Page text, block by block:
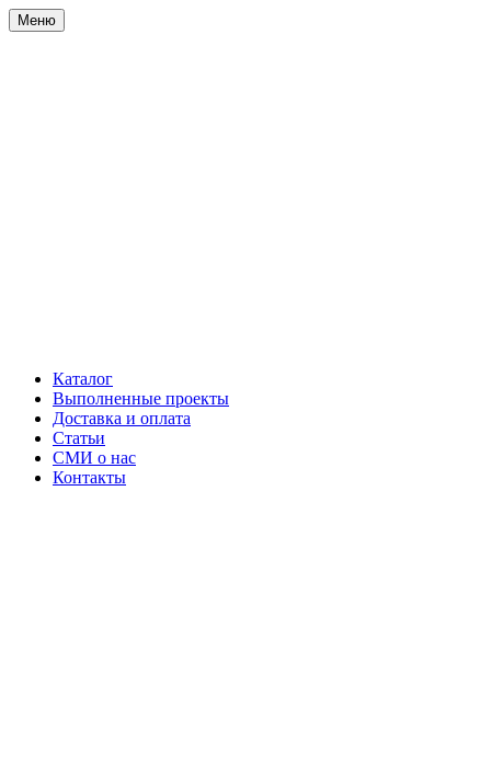
Меню
Каталог
Выполненные проекты
Доставка и оплата
Статьи
СМИ о нас
Контакты